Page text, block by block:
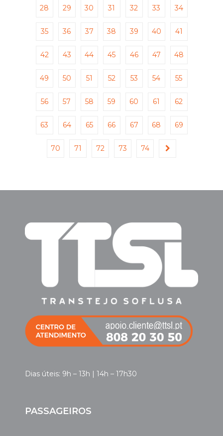
28 29 30 31 32 33 34
35 36 37 38 39 40 41
42 43 44 45 46 47 48
49 50 51 52 53 54 55
56 57 58 59 60 61 62
63 64 65 66 67 68 69
70 71 72 73 74
Dias úteis: 9h – 13h | 14h – 17h30
PASSAGEIROS